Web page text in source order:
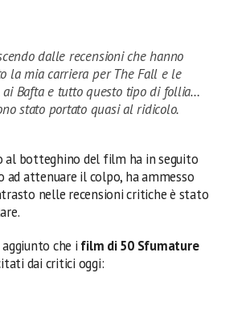
dalle recensioni che hanno
la mia carriera per The Fall e le
ai Bafta e tutto questo tipo di follia…
stato portato quasi al ridicolo.
al botteghino del film ha in seguito
attenuare il colpo, ha ammesso
nelle recensioni critiche è stato
aggiunto che i film di 50 Sfumature
dai critici oggi: